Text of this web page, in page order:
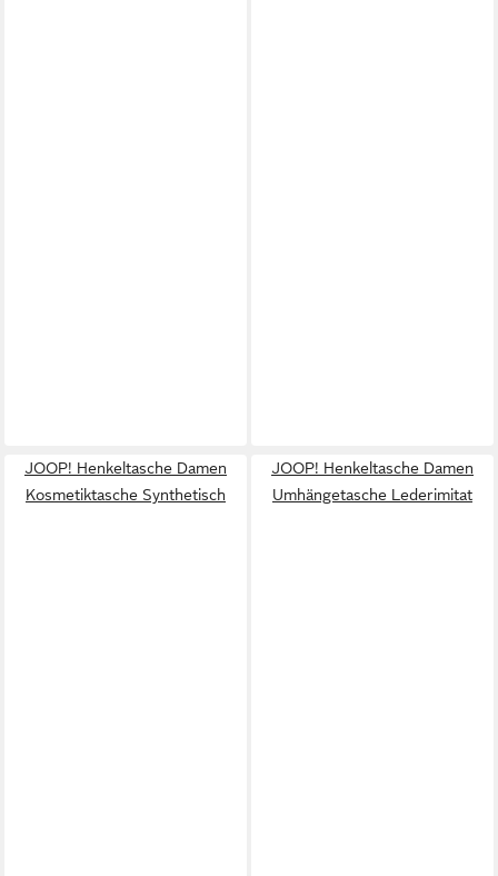
JOOP! Henkeltasche Damen
Kosmetiktasche Synthetisch
JOOP! Henkeltasche Damen
Umhängetasche Lederimitat